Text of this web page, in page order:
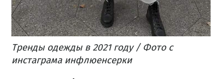
Тренды одежды в 2021 году / Фото с
инстаграма инфлюенсерки